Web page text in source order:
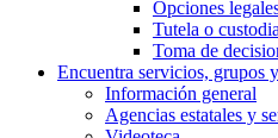
Opciones
Tutela o
Toma de
Encuentra servicios, grupos
Información general
Agencias estatales y